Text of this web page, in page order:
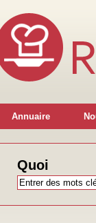
Annuaire
Quoi